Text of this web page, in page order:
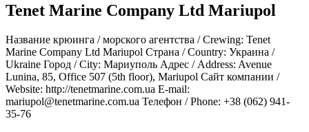
Tenet Marine Company Ltd Mariupol
Название крюинга / морского агентства / Crewing: Tenet
Marine Company Ltd Mariupol Страна / Country: Украина /
Ukraine Город / City: Мариуполь Адрес / Address: Avenue
Lunina, 85, Office 507 (5th floor), Mariupol Сайт компании /
Website: http://tenetmarine.com.ua E-mail:
mariupol@tenetmarine.com.ua Телефон / Phone: +38 (062) 941-
35-76